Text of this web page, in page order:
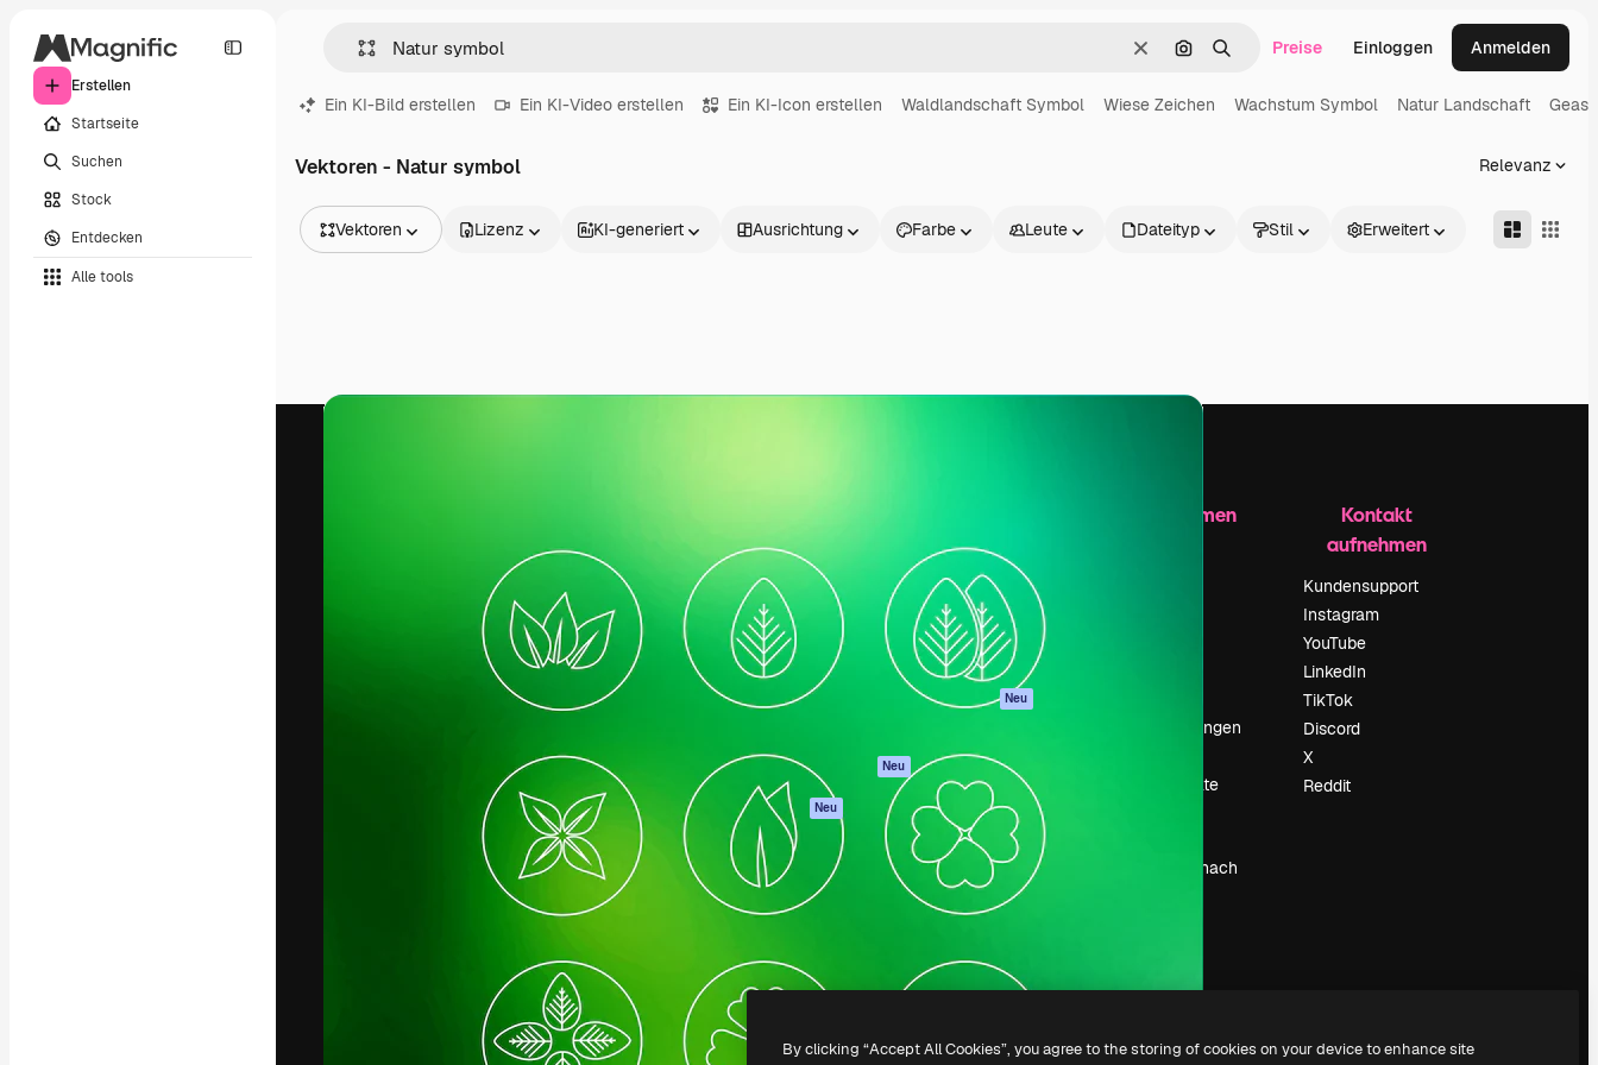
Erstellen
Startseite
Suchen
Stock
Entdecken
Alle tools
LöschenNach Bild suchen
SuchenPreise Einloggen Anmelden
Ein KI-Bild erstellen Ein KI-Video erstellen Ein KI-Icon erstellen Waldlandschaft Symbol Wiese Zeichen Wachstum Symbol Natur Landschaft
Vektoren - Natur symbol Relevanz
Vektoren
Videos
Lizenz KI-generiert Ausrichtung Farbe Leute Dateityp Stil Erweitert
Die kreative Plattform, um deine beste
Arbeit zu verwirklichen. Mehr als 1 Million
Abonnenten unter Kreativen, Unternehmen,
Agenturen und Studios.
Deutsch
Spaces
KI-Assistent
KI-Bildgenerator
KI-Videogenerator
KI-
Stimmengenerator
MCP für
Claude/ChatGPT
Neu
Agenten Neu
API
Mobile App
Alle Magnific-Tools
Academy
Dokumentation
Support
AGB
Datenschutzerklärung
Originale Neu
Vertrauenszentrum
Partner
Unternehmen
Unternehmen
Veranstaltungen
Deine Inhalte
Suchst du nach
Kontakt
aufnehmen
Kundensupport
Instagram
YouTube
LinkedIn
TikTok
Discord
X
Reddit
Copyright © 2010-2026Freepik Company S.L.U.Alle Rechte vorbehalten
By clicking “Accept All Cookies”, you agree to the storing of cookies on your device to enhance site